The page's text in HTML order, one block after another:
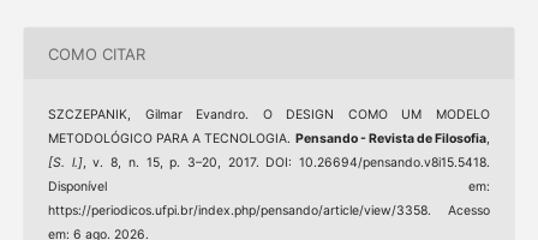
COMO CITAR
SZCZEPANIK, Gilmar Evandro. O DESIGN COMO UM MODELO
METODOLÓGICO PARA A TECNOLOGIA. Pensando - Revista de Filosofia,
[S. l.], v. 8, n. 15, p. 3–20, 2017. DOI: 10.26694/pensando.v8i15.5418.
Disponível em:
https://periodicos.ufpi.br/index.php/pensando/article/view/3358. Acesso
em: 6 ago. 2026.